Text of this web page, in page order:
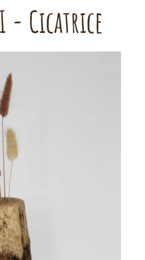
- Cicatrice